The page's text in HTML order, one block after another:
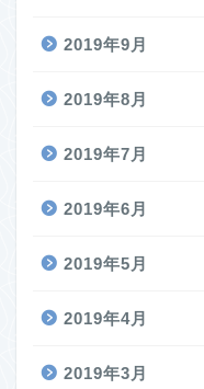
2019年9月
2019年8月
2019年7月
2019年6月
2019年5月
2019年4月
2019年3月